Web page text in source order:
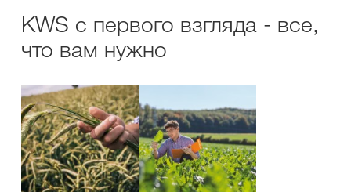
KWS с первого взгляда - все,
что вам нужно